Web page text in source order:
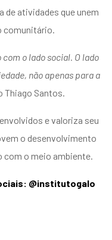
atividades que unem
comunitário.
o lado social. O lado
não apenas para a
Thiago Santos.
e valoriza seu
o desenvolvimento
com o meio ambiente.
@institutogalo